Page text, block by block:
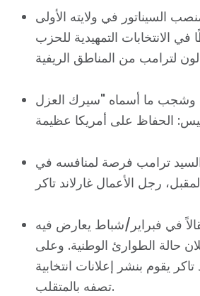
السيناتور في ولايته الأولى
في الانتخابات التمهيدية للحزب
وشجب ما أسماه "سيرك العزل
ترامب فرصة لمنافسه في
في فبراير/شباط يعارض فيه
حالة الطوارئ الوطنية. وعلى
يقوم بنشر إعلانات انتخابية
تصفه بالمتقلب.